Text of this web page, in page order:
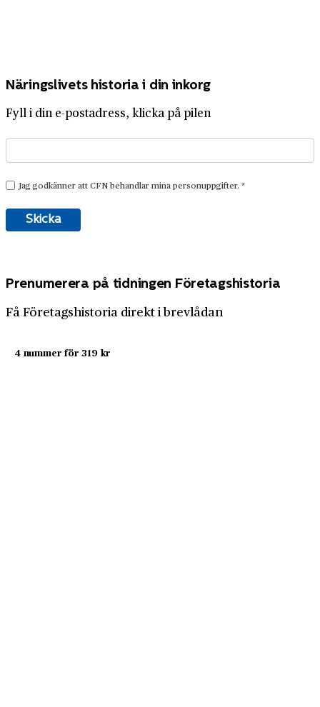
Näringslivets historia i din inkorg
Fyll i din e-postadress, klicka på pilen
Prenumerera på tidningen Företagshistoria
Få Företagshistoria direkt i brevlådan
4 nummer för 319 kr